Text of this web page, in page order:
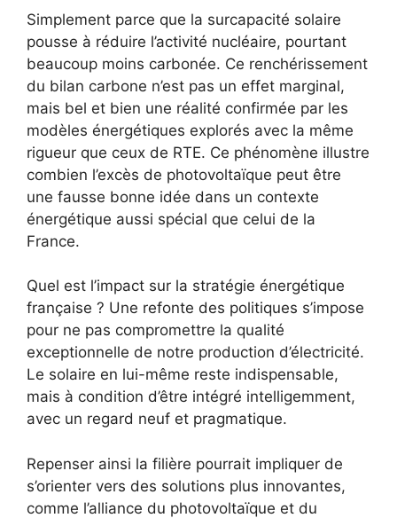
Simplement parce que la surcapacité solaire
pousse à réduire l’activité nucléaire, pourtant
beaucoup moins carbonée. Ce renchérissement
du bilan carbone n’est pas un effet marginal,
mais bel et bien une réalité confirmée par les
modèles énergétiques explorés avec la même
rigueur que ceux de RTE. Ce phénomène illustre
combien l’excès de photovoltaïque peut être
une fausse bonne idée dans un contexte
énergétique aussi spécial que celui de la
France.
Quel est l’impact sur la stratégie énergétique
française ? Une refonte des politiques s’impose
pour ne pas compromettre la qualité
exceptionnelle de notre production d’électricité.
Le solaire en lui-même reste indispensable,
mais à condition d’être intégré intelligemment,
avec un regard neuf et pragmatique.
Repenser ainsi la filière pourrait impliquer de
s’orienter vers des solutions plus innovantes,
comme l’alliance du photovoltaïque et du